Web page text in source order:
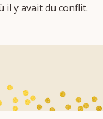
il y avait du conflit.